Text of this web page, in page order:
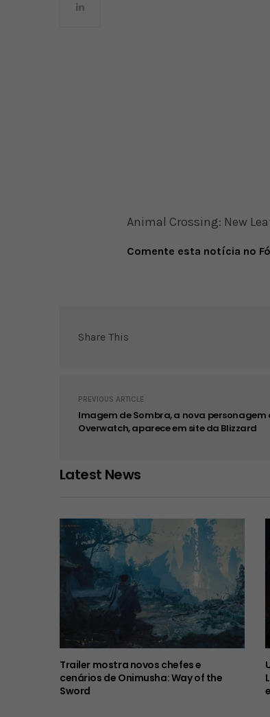
Animal Crossing: New
Comente esta notícia no
Share This
PREVIOUS ARTICLE
Imagem de Sombra, a nova personagem
Overwatch, aparece em site da Blizzard
Latest News
Trailer mostra novos chefes e
cenários de Onimusha: Way of the
Sword